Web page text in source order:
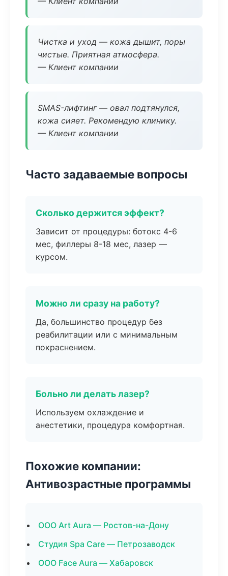
Чистка и уход — кожа дышит, поры
чистые. Приятная атмосфера.
— Клиент компании
SMAS-лифтинг — овал подтянулся,
кожа сияет. Рекомендую клинику.
— Клиент компании
Часто задаваемые вопросы
Сколько держится эффект?
Зависит от процедуры: ботокс 4-6
мес, филлеры 8-18 мес, лазер —
курсом.
Можно ли сразу на работу?
Да, большинство процедур без
реабилитации или с минимальным
покраснением.
Больно ли делать лазер?
Используем охлаждение и
анестетики, процедура комфортная.
Похожие компании:
Антивозрастные программы
ООО Art Aura — Ростов-на-Дону
Студия Spa Care — Петрозаводск
ООО Face Aura — Хабаровск